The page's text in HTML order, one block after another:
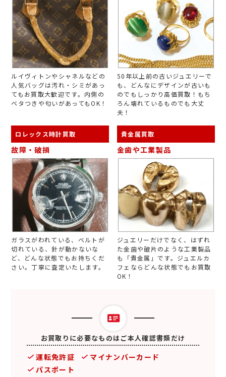
ルイヴィトンやシャネルなどの
人気バッグは汚れ・シミがあっ
てもお買取大歓迎です。内側の
ベタつきや匂いがあってもOK！
50年以上前の古いジュエリーで
も、どんなにデザインが古いも
のでもしっかり高価買取！もち
ろん壊れているものでも大丈
夫！
ロレックス時計買取
故障・破損
ガラスがわれている、ベルトが
切れている、針が動かないな
ど、どんな状態でもお持ちくだ
さい。丁寧に査定いたします。
貴金属買取
金歯や工業製品
ジュエリーだけでなく、はずれ
た金歯や破片のような工業製品
も「貴金属」です。ジュエルカ
フェならどんな状態でもお買取
OK！
お買取りに必要なものはご本人確認書類だけ
運転免許証
マイナンバーカード
パスポート